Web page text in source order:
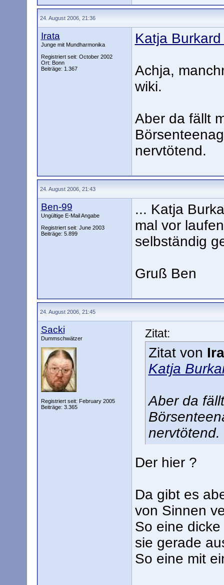
24. August 2006, 21:36
Irata
Junge mit Mundharmonika
Registriert seit: October 2002
Ort: Bonn
Beiträge: 1.367
Katja
Achja,
wiki.
Aber da fällt
nervtötend.
24. August 2006, 21:43
Ben-99
Ungültige E-Mail Angabe
Registriert seit: June 2003
Beiträge: 5.899
... Katja
mal vor
selbständig
Gruß Ben
24. August 2006, 21:45
Sacki
Dummschwätzer
Registriert seit: February 2005
Beiträge: 3.365
Zitat:
Zitat von
Katja
Aber da
nervtötend.
Der hier ?
Da gibt es
von Sinnen
So eine
sie gerade
So eine mit